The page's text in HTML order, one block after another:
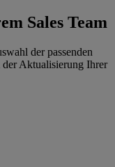
Sales Team
der passenden
Aktualisierung Ihrer